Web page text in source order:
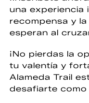
una experiencia
recompensa y
esperan al
¡No pierdas la
tu valentía y
Alameda Trail
desafiarte como